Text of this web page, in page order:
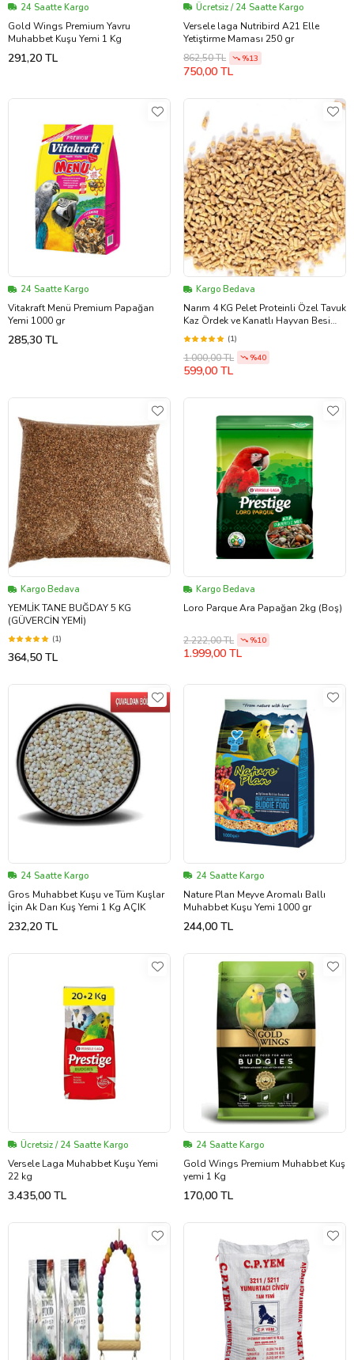
24 Saatte Kargo
Gold Wings Premium Yavru
Muhabbet Kuşu Yemi 1 Kg
291,20 TL
Ücretsiz / 24 Saatte Kargo
Versele laga Nutribird A21 Elle
Yetiştirme Maması 250 gr
862,50 TL
%13
750,00 TL
24 Saatte Kargo
Vitakraft Menü Premium Papağan
Yemi 1000 gr
285,30 TL
Kargo Bedava
Narım 4 KG Pelet Proteinli Özel Tavuk
Kaz Ördek ve Kanatlı Hayvan Besi
Yumurta Yemi 4 KG
(1)
1.000,00 TL %40
599,00 TL
Kargo Bedava
YEMLİK TANE BUĞDAY 5 KG
(GÜVERCİN YEMİ)
(1)
364,50 TL
Kargo Bedava
Loro Parque Ara Papağan 2kg (Boş)
2.222,00 TL %10
1.999,00 TL
24 Saatte Kargo
Gros Muhabbet Kuşu ve Tüm Kuşlar
İçin Ak Darı Kuş Yemi 1 Kg AÇIK
232,20 TL
24 Saatte Kargo
Nature Plan Meyve Aromalı Ballı
Muhabbet Kuşu Yemi 1000 gr
244,00 TL
Ücretsiz / 24 Saatte Kargo
Versele Laga Muhabbet Kuşu Yemi
22 kg
3.435,00 TL
24 Saatte Kargo
Gold Wings Premium Muhabbet Kuş
yemi 1 Kg
170,00 TL